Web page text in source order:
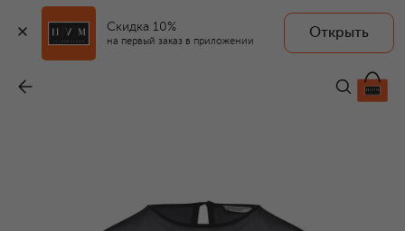
Скидка 10%
на первый заказ в приложении
Открыть
299 500 ₽